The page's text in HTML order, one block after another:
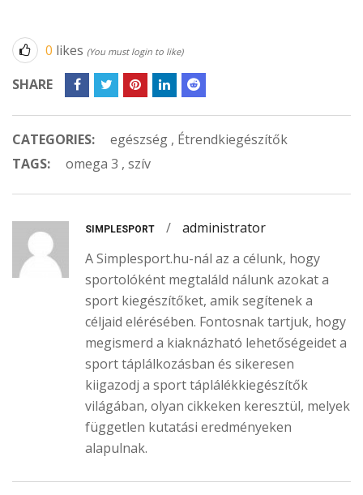
0 likes (You must login to like)
SHARE
CATEGORIES: egészség , Étrendkiegészítők
TAGS:
omega 3 , szív
SIMPLESPORT /
administrator
A Simplesport.hu-nál az a célunk, hogy
sportolóként megtaláld nálunk azokat a
sport kiegészítőket, amik segítenek a
céljaid elérésében. Fontosnak tartjuk, hogy
megismerd a kiaknázható lehetőségeidet a
sport táplálkozásban és sikeresen
kiigazodj a sport táplálékkiegészítők
világában, olyan cikkeken keresztül, melyek
független kutatási eredményeken
alapulnak.